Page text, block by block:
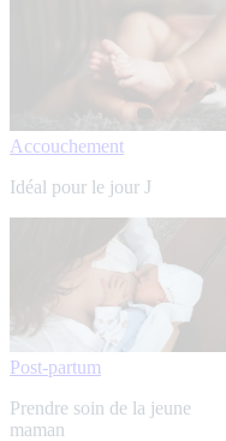
Accouchement
Idéal pour le jour J
Post-partum
Prendre soin de la jeune
maman